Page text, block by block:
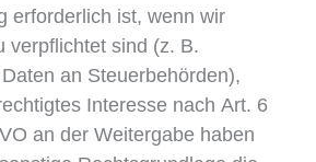
erforderlich ist, wenn wir
verpflichtet sind (z. B.
an Steuerbehörden),
Interesse nach Art. 6
an der Weitergabe haben